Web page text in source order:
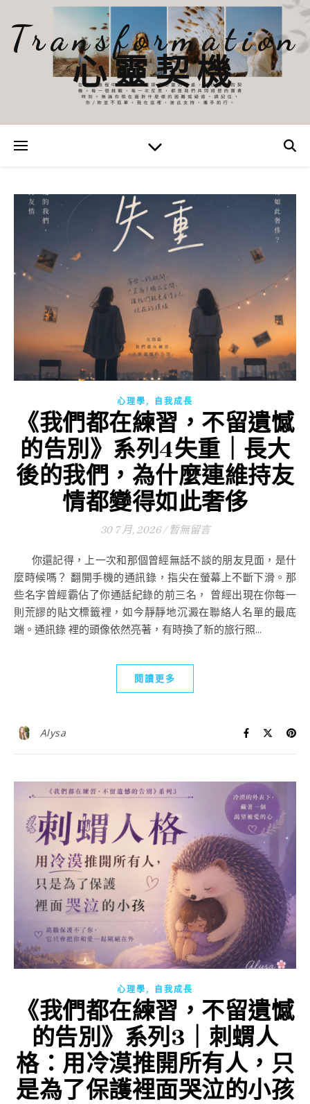
Transformation
心靈契機
心理學, 自我成長
《我們都在練習，不留遺憾
的告別》系列4失重｜長大
後的我們，為什麼連維持友
情都變得如此奢侈
30 7 月, 2026 / 暫無留言
你還記得，上一次和那個曾經無話不談的朋友見面，是什
麼時候嗎？ 翻開手機的通訊錄，指尖在螢幕上不斷下滑。那
些名字曾經霸佔了你通話紀錄的前三名， 曾經出現在你每一
則荒謬的貼文標籤裡，如今靜靜地沉澱在聯絡人名單的最底
端。通訊錄 裡的頭像依然亮著，有時換了新的旅行照...
閱讀更多
Alysa
心理學, 自我成長
《我們都在練習，不留遺憾
的告別》系列3｜刺蝟人
格：用冷漠推開所有人，只
是為了保護裡面哭泣的小孩